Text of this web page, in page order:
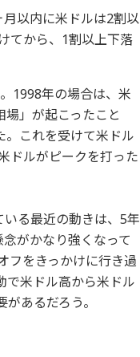
以内に米ドルは2割以
てから、1割以上下落
1998年の場合は、米
」が起こったこと
。これを受けて米ドル
ドルがピークを打った
る最近の動きは、5年
がかなり強くなって
フをきっかけに行き過
で米ドル高から米ドル
あるだろう。